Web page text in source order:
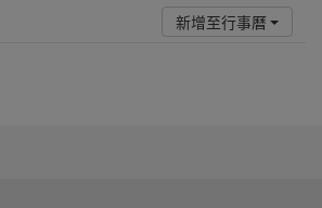
新增至行事曆